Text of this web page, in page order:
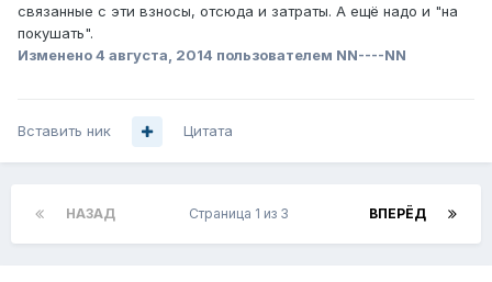
связанные с эти взносы, отсюда и затраты. А ещё надо и "на
покушать".
Изменено4 августа, 2014 пользователем NN----NN
Вставить ник Цитата
НАЗАД ВПЕРЁД
Страница 1 из 3